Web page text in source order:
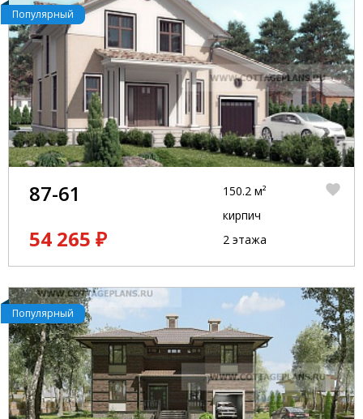
Популярный
87-61
54 265 ₽
150.2 м²
кирпич
2 этажа
Популярный